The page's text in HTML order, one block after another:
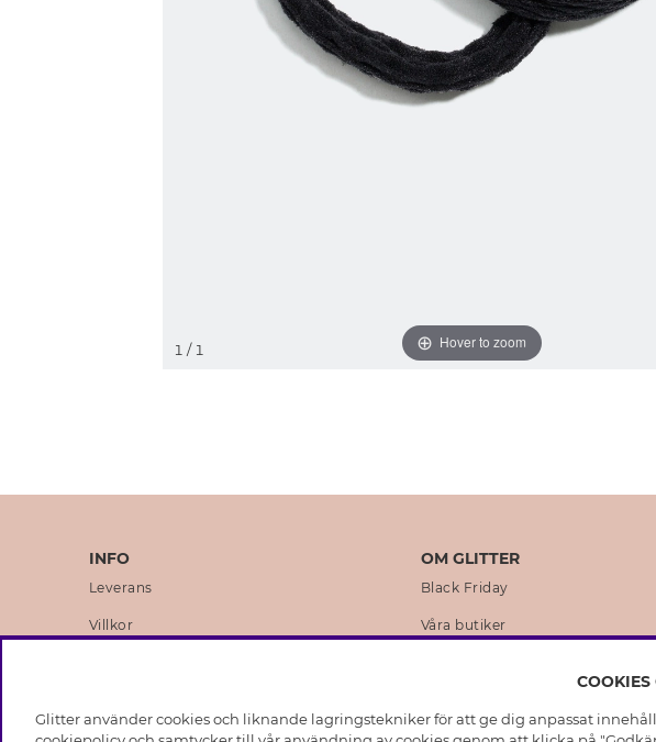
Hover to zoom
1 / 1
INFO
Leverans
Villkor
Medlemsvillkor
OM GLITTER
Black Friday
Våra butiker
Hållbarhet
Glitter använder cookies och liknande lagringstekniker för att ge dig anpassat